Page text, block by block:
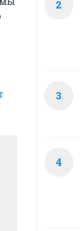
2
3
4